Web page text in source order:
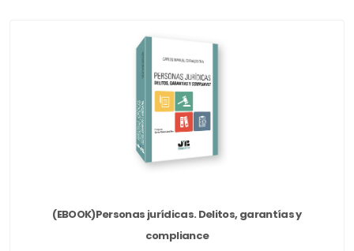
(EBOOK)Personas jurídicas. Delitos, garantías y
compliance